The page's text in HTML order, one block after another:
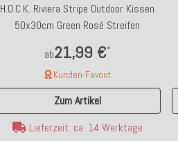
H.O.C.K. Riviera Stripe Outdoor Kissen
50x30cm Green Rosé Streifen
ab21,99 €*
Kunden-Favorit
Zum Artikel
Lieferzeit: ca. 14 Werktage